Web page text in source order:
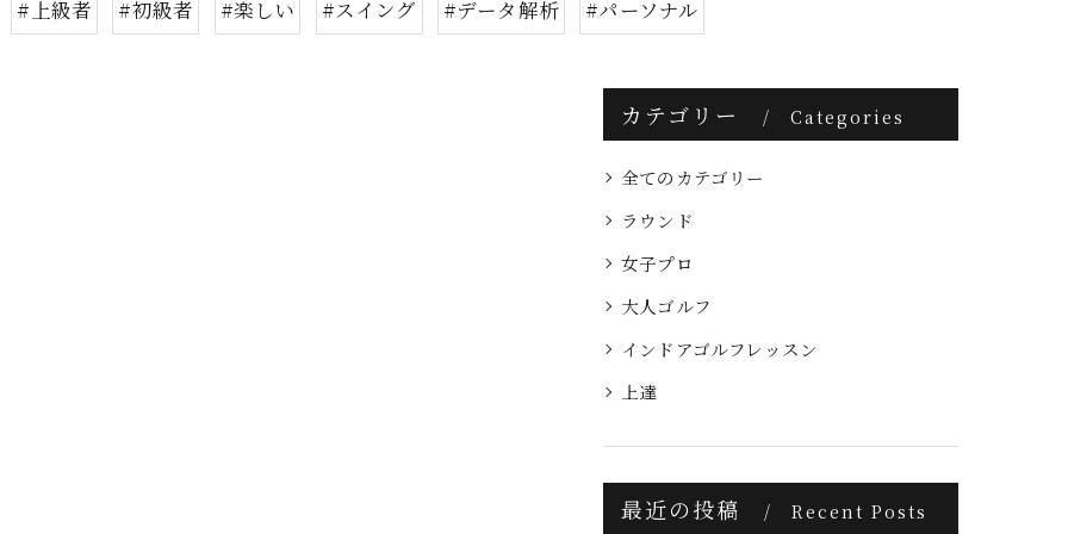
#上級者 #初級者 #楽しい #スイング #データ解析 #パーソナル
カテゴリー Categories
全てのカテゴリー
ラウンド
女子プロ
大人ゴルフ
インドアゴルフレッスン
上達
最近の投稿 Recent Posts